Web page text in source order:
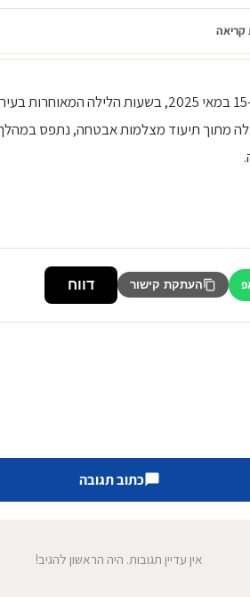
שוד מזוז בצ'אנג מאי - תושב מקומי נעצר ב-15 במאי
מתוך תיעוד מצלמות אבטחה, נתפס במהלך
העתקת קישור דווח
כתוב תגובה
אין עדיין תגובות. היה הראשון להגיב!